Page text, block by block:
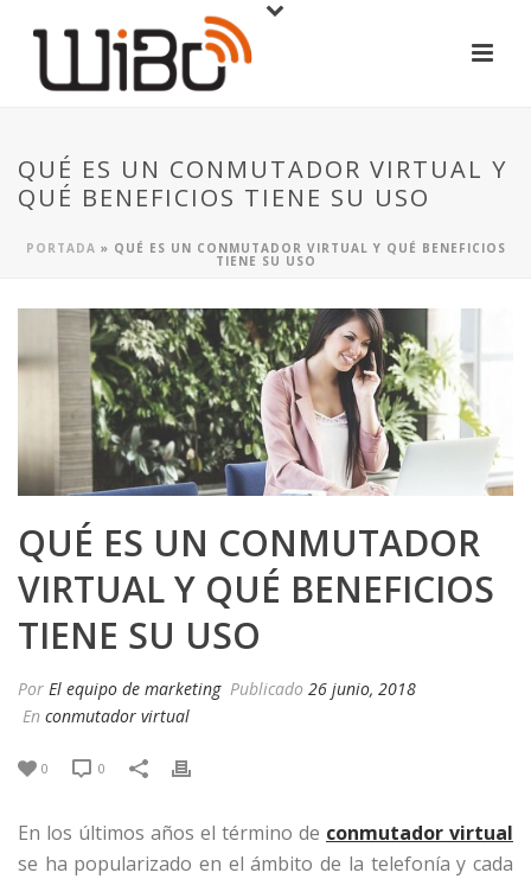
QUÉ ES UN CONMUTADOR VIRTUAL Y
QUÉ BENEFICIOS TIENE SU USO
PORTADA » QUÉ ES UN CONMUTADOR VIRTUAL Y QUÉ BENEFICIOS
TIENE SU USO
QUÉ ES UN CONMUTADOR
VIRTUAL Y QUÉ BENEFICIOS
TIENE SU USO
Por El equipo de marketing Publicado 26 junio, 2018
En conmutador virtual
0 0
En los últimos años el término de conmutador virtual
se ha popularizado en el ámbito de la telefonía y cada